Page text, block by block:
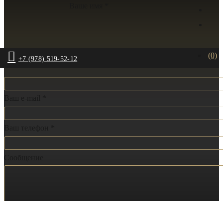
+7 (978) 519-52-12 (0)